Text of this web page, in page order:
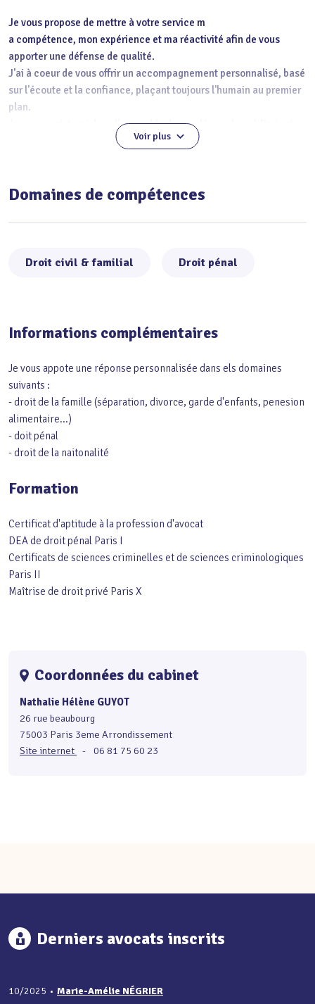
Je vous propose de mettre à votre service m
a compétence, mon expérience et ma réactivité afin de vous
apporter une défense de qualité.
J'ai à coeur de vous offrir un accompagnement personnalisé, basé
sur l'écoute et la confiance, plaçant toujours l'humain au premier
plan.
Je vous assisterai dans l'ensemble de vos démarches, à Paris et
Voir plus
Domaines de compétences
Droit civil & familial Droit pénal
Informations complémentaires
Je vous appote une réponse personnalisée dans els domaines
suivants :
- droit de la famille (séparation, divorce, garde d'enfants, penesion
alimentaire...)
- doit pénal
- droit de la naitonalité
Formation
Certificat d'aptitude à la profession d'avocat
DEA de droit pénal Paris I
Certificats de sciences criminelles et de sciences criminologiques
Paris II
Maîtrise de droit privé Paris X
Coordonnées du cabinet
Nathalie Hélène GUYOT
26 rue beaubourg
75003 Paris 3eme Arrondissement
Site internet
- 06 81 75 60 23
Derniers avocats inscrits
10/2025 • Marie-Amélie NÉGRIER